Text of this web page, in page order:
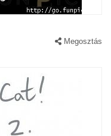
Megosztás